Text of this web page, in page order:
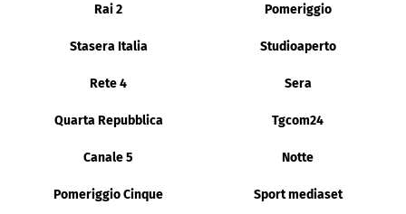
Rai 2 Pomeriggio
Stasera Italia Studioaperto
Rete 4 Sera
Quarta Repubblica Tgcom24
Canale 5 Notte
Pomeriggio Cinque Sport mediaset